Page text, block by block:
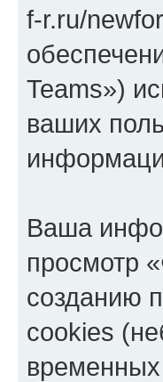
f-r.ru/
Teams»)
ваших
Ваша
созданию
cookies